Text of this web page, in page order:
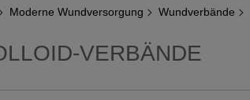
Moderne Wundversorgung Wundverbände
VERBÄNDE